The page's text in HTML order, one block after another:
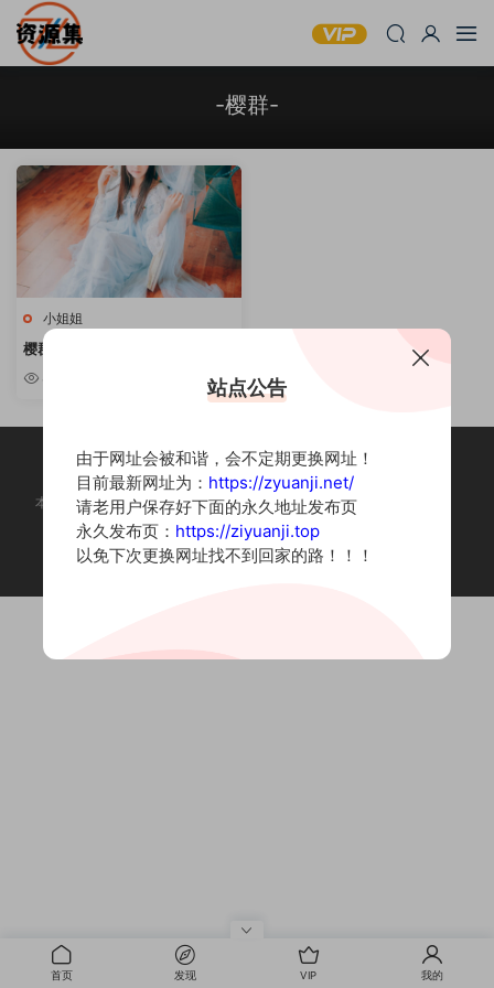
-樱群-
小姐姐
樱群 – 4套写真合集
本站为摄影写真图片网站，内容来自网络收集整理，仅作个人学习使用。
如有违法内容请联系删除
Copyright © 2022 资源集
首页 发现 VIP 我的
站点公告
由于网址会被和谐，会不定期更换网址！
目前最新网址为： https://zyuanji.net/
请老用户保存好下面的永久地址发布页
永久发布页： https://ziyuanji.top
以免下次更换网址找不到回家的路！！！